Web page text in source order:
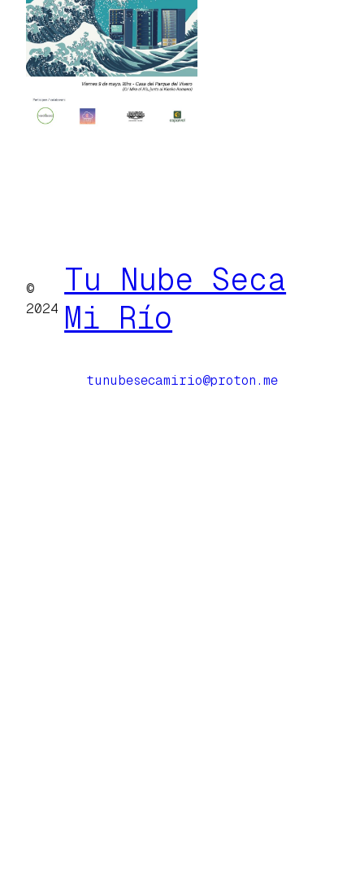
©
2024
Tu Nube Seca
Mi Río
tunubesecamirio@proton.me